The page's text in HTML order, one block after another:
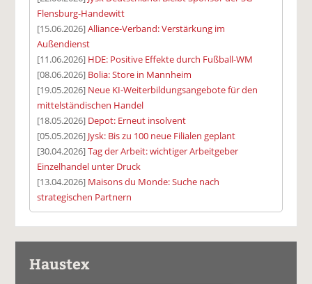
Flensburg-Handewitt
[15.06.2026]Alliance-Verband: Verstärkung im
Außendienst
[11.06.2026] HDE: Positive Effekte durch Fußball-WM
[08.06.2026] Bolia: Store in Mannheim
[19.05.2026] Neue KI-Weiterbildungsangebote für den
mittelständischen Handel
[18.05.2026] Depot: Erneut insolvent
[05.05.2026] Jysk: Bis zu 100 neue Filialen geplant
[30.04.2026]Tag der Arbeit: wichtiger Arbeitgeber
Einzelhandel unter Druck
[13.04.2026] Maisons du Monde: Suche nach
strategischen Partnern
Haustex